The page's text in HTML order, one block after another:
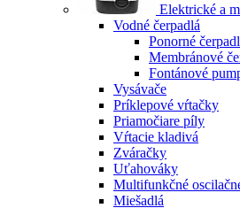
Elektrické a
Vodné čerpadlá
Ponorné
Membránové
Fontánové
Vysávače
Príklepové vŕtačky
Priamočiare píly
Vŕtacie kladivá
Zváračky
Uťahováky
Multifunkčné
Miešadlá